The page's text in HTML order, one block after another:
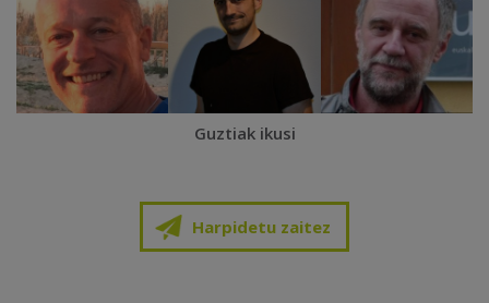
Guztiak ikusi
Harpidetu zaitez